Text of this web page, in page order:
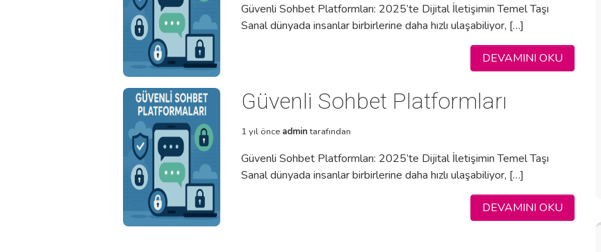
Güvenli Sohbet Platformları: 2025’te Dijital İletişimin Temel Taşı
Sanal dünyada insanlar birbirlerine daha hızlı ulaşabiliyor, […]
DEVAMINI OKU
Güvenli Sohbet Platformları
1 yıl önce admintarafından
Güvenli Sohbet Platformları: 2025’te Dijital İletişimin Temel Taşı
Sanal dünyada insanlar birbirlerine daha hızlı ulaşabiliyor, […]
DEVAMINI OKU